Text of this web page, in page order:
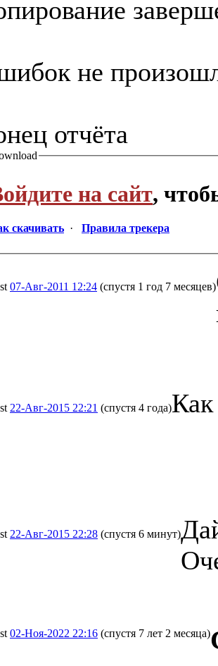
не
отчёта
на сайт,
скачивать · Правила трекера
07-Авг-2011 12:24 (спустя 1 год 7 месяцев)
22-Авг-2015 22:21 (спустя 4 года)Как
22-Авг-2015 22:28 (спустя 6 минут)
02-Ноя-2022 22:16 (спустя 7 лет 2 месяца)